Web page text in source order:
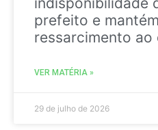
prefeito e
ressarcimento ao
VER MATÉRIA »
29 de julho de 2026